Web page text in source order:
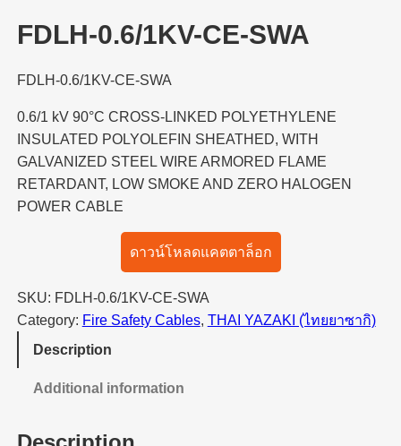
FDLH-0.6/1KV-CE-SWA
FDLH-0.6/1KV-CE-SWA
0.6/1 kV 90°C CROSS-LINKED POLYETHYLENE
INSULATED POLYOLEFIN SHEATHED, WITH
GALVANIZED STEEL WIRE ARMORED FLAME
RETARDANT, LOW SMOKE AND ZERO HALOGEN
POWER CABLE
ดาวน์โหลดแคตตาล็อก
SKU: FDLH-0.6/1KV-CE-SWA
Category: Fire Safety Cables, THAI YAZAKI (ไทยยาซากิ)
Description
Additional information